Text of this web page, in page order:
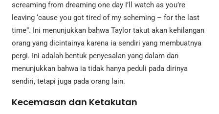
screaming from dreaming one day I’ll watch as you’re
leaving ‘cause you got tired of my scheming – for the last
time”. Ini menunjukkan bahwa Taylor takut akan kehilangan
orang yang dicintainya karena ia sendiri yang membuatnya
pergi. Ini adalah bentuk penyesalan yang dalam dan
menunjukkan bahwa ia tidak hanya peduli pada dirinya
sendiri, tetapi juga pada orang lain.
Kecemasan dan Ketakutan